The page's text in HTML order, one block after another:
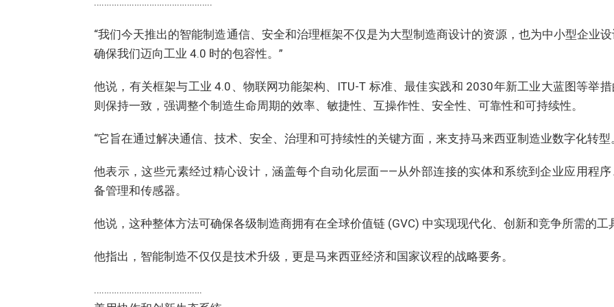
“我们今天推出的智能制造通信、安全和治理框架不仅是为大型制造商设计的资源，也为中小型企业
确保我们迈向工业 4.0 时的包容性。”
他说，有关框架与工业 4.0、物联网功能架构、ITU-T 标准、最佳实践和 2030年新工业大蓝图等举
则保持一致，强调整个制造生命周期的效率、敏捷性、互操作性、安全性、可靠性和可持续性。
“它旨在通过解决通信、技术、安全、治理和可持续性的关键方面，来支持马来西亚制造业数字化转型
他表示，这些元素经过精心设计，涵盖每个自动化层面——从外部连接的实体和系统到企业应用程序
备管理和传感器。
他说，这种整体方法可确保各级制造商拥有在全球价值链 (GVC) 中实现现代化、创新和竞争所需的工
他指出，智能制造不仅仅是技术升级，更是马来西亚经济和国家议程的战略要务。
…………………………………….